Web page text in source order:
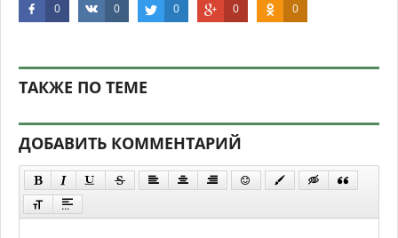
0 0 0 0 0
ТАКЖЕ ПО ТЕМЕ
ДОБАВИТЬ КОММЕНТАРИЙ